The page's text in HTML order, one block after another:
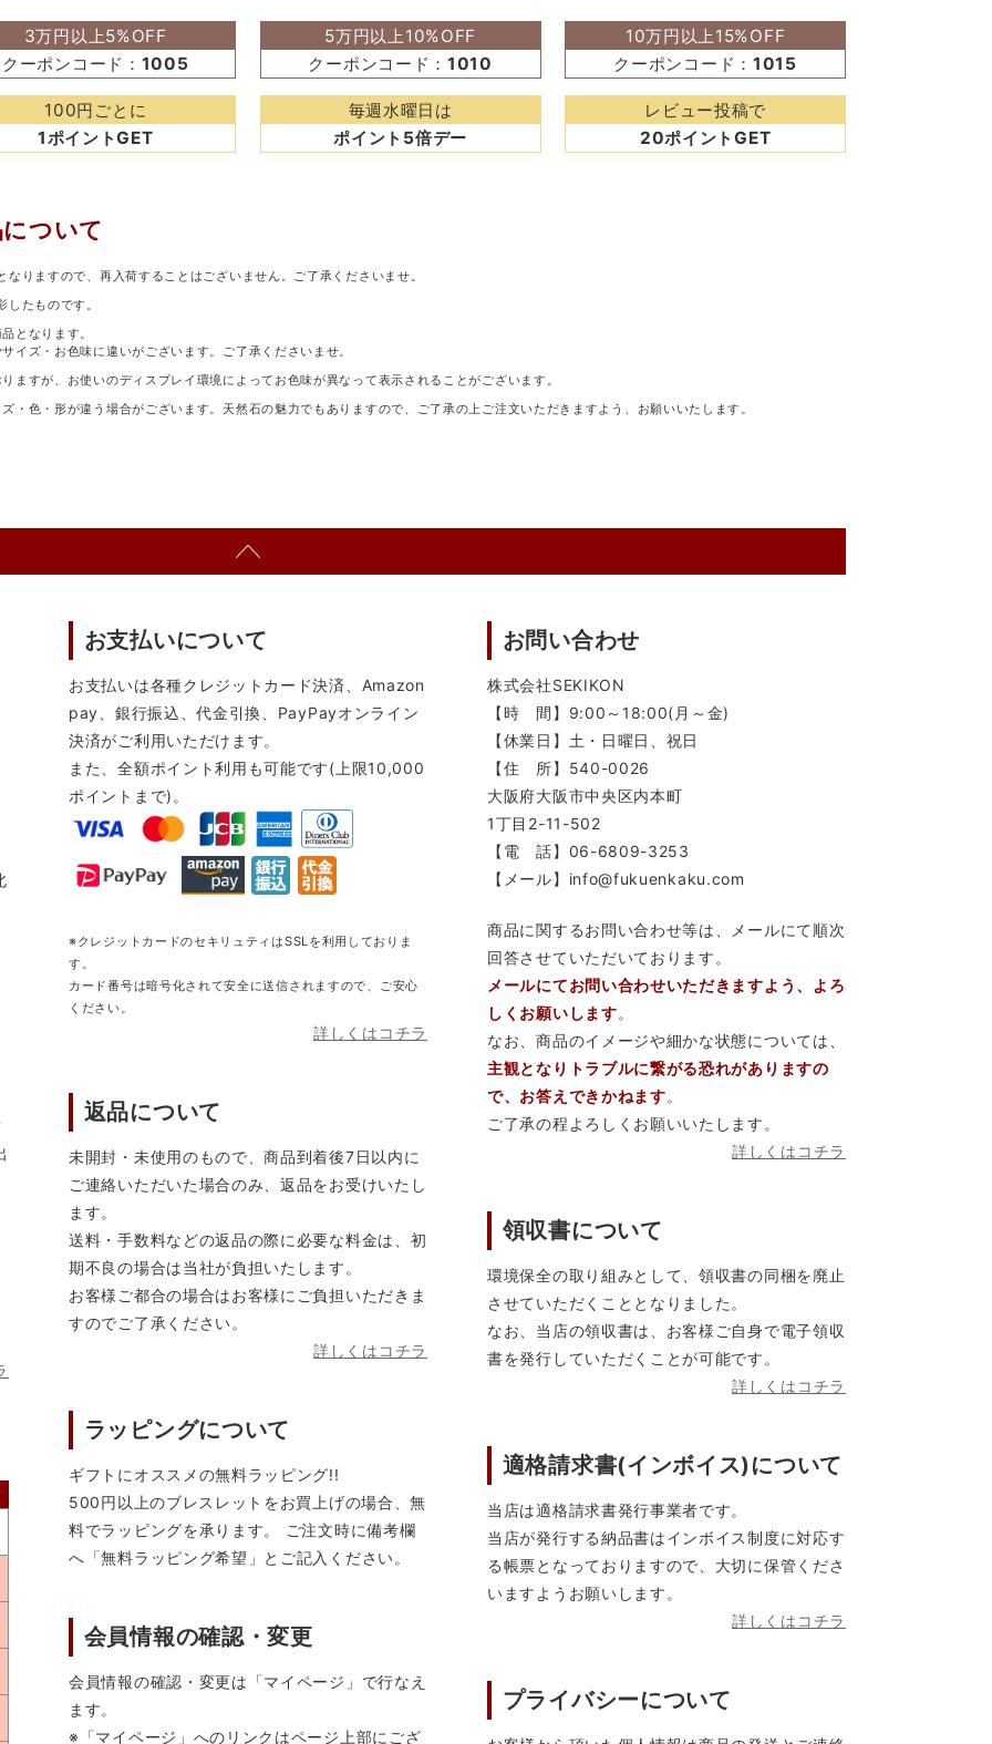
3万円以上5%OFF
クーポンコード： 1005
5万円以上10%OFF
クーポンコード：1010
10万円以上15%OFF
クーポンコード： 1015
100円ごとに
1ポイントGET
毎週水曜日は
ポイント5倍デー
レビュー投稿で
20ポイントGET
ついて
りますので、再入荷することはございません。ご了承くださいませ。
たものです。
となります。
イズ・お色味に違いがございます。ご了承くださいませ。
ますが、お使いのディスプレイ環境によってお色味が異なって表示されることがございます。
・色・形が違う場合がございます。天然石の魅力でもありますので、ご了承の上ご注文いただきますよう、お願いいたします。
お支払いについて
お支払いは各種クレジットカード決済、Amazon
pay、銀行振込、代金引換、PayPayオンライン
決済がご利用いただけます。
また、全額ポイント利用も可能です(上限10,000
ポイントまで)。
※クレジットカードのセキリュティはSSLを利用しておりま
す。
カード番号は暗号化されて安全に送信されますので、ご安心
ください。
詳しくはコチラ
返品について
未開封・未使用のもので、商品到着後7日以内に
ご連絡いただいた場合のみ、返品をお受けいたし
ます。
送料・手数料などの返品の際に必要な料金は、初
期不良の場合は当社が負担いたします。
お客様ご都合の場合はお客様にご負担いただきま
すのでご了承ください。
詳しくはコチラ
ラッピングについて
ギフトにオススメの無料ラッピング!!
500円以上のブレスレットをお買上げの場合、無
料でラッピングを承ります。 ご注文時に備考欄
へ「無料ラッピング希望」とご記入ください。
会員情報の確認・変更
会員情報の確認・変更は「マイページ」で行なえ
ます。
※「マイページ」へのリンクはページ上部にござ
お問い合わせ
株式会社SEKIKON
【時 間】9:00～18:00(月～金)
【休業日】土・日曜日、祝日
【住 所】540-0026
大阪府大阪市中央区内本町
1丁目2-11-502
【電 話】06-6809-3253
【メール】info@fukuenkaku.com
商品に関するお問い合わせ等は、メールにて順次
回答させていただいております。
メールにてお問い合わせいただきますよう、よろ
しくお願いします。
なお、商品のイメージや細かな状態については、
主観となりトラブルに繋がる恐れがありますの
で、お答えできかねます。
ご了承の程よろしくお願いいたします。
詳しくはコチラ
領収書について
環境保全の取り組みとして、領収書の同梱を廃止
させていただくこととなりました。
なお、当店の領収書は、お客様ご自身で電子領収
書を発行していただくことが可能です。
詳しくはコチラ
適格請求書(インボイス)について
当店は適格請求書発行事業者です。
当店が発行する納品書はインボイス制度に対応す
る帳票となっておりますので、大切に保管くださ
いますようお願いします。
詳しくはコチラ
プライバシーについて